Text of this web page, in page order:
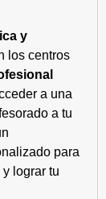
y
los centros
a una
a tu
para
lograr tu